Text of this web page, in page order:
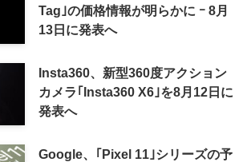
Tag｣の価格情報が明らかに ｰ 8月
13日に発表へ
Insta360、新型360度アクション
カメラ｢Insta360 X6｣を8月12日に
発表へ
Google、｢Pixel 11｣シリーズの予